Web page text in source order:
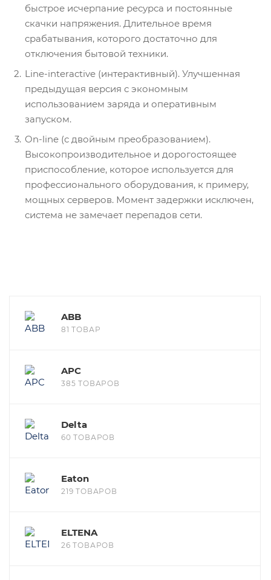
быстрое исчерпание ресурса и постоянные
скачки напряжения. Длительное время
срабатывания, которого достаточно для
отключения бытовой техники.
Line-interactive (интерактивный). Улучшенная
предыдущая версия с экономным
использованием заряда и оперативным
запуском.
On-line (с двойным преобразованием).
Высокопроизводительное и дорогостоящее
приспособление, которое используется для
профессионального оборудования, к примеру,
мощных серверов. Момент задержки исключен,
система не замечает перепадов сети.
ABB
81 ТОВАР
APC
385 ТОВАРОВ
Delta
60 ТОВАРОВ
Eaton
219 ТОВАРОВ
ELTENA
26 ТОВАРОВ